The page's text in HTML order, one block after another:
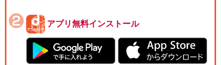
アプリ無料インストール